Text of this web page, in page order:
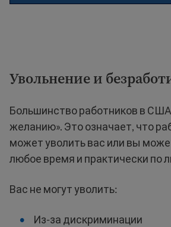
Увольнение и
Большинство работников в
желанию». Это означает, что
может уволить вас или вы
любое время и практически по
Вас не могут уволить:
Из-за дискриминации